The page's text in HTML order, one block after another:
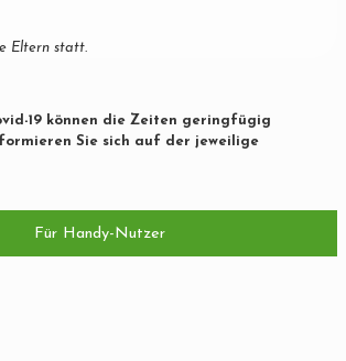
Eltern statt.
19 können die Zeiten geringfügig
Sie sich auf der jeweilige
Für Handy-Nutzer